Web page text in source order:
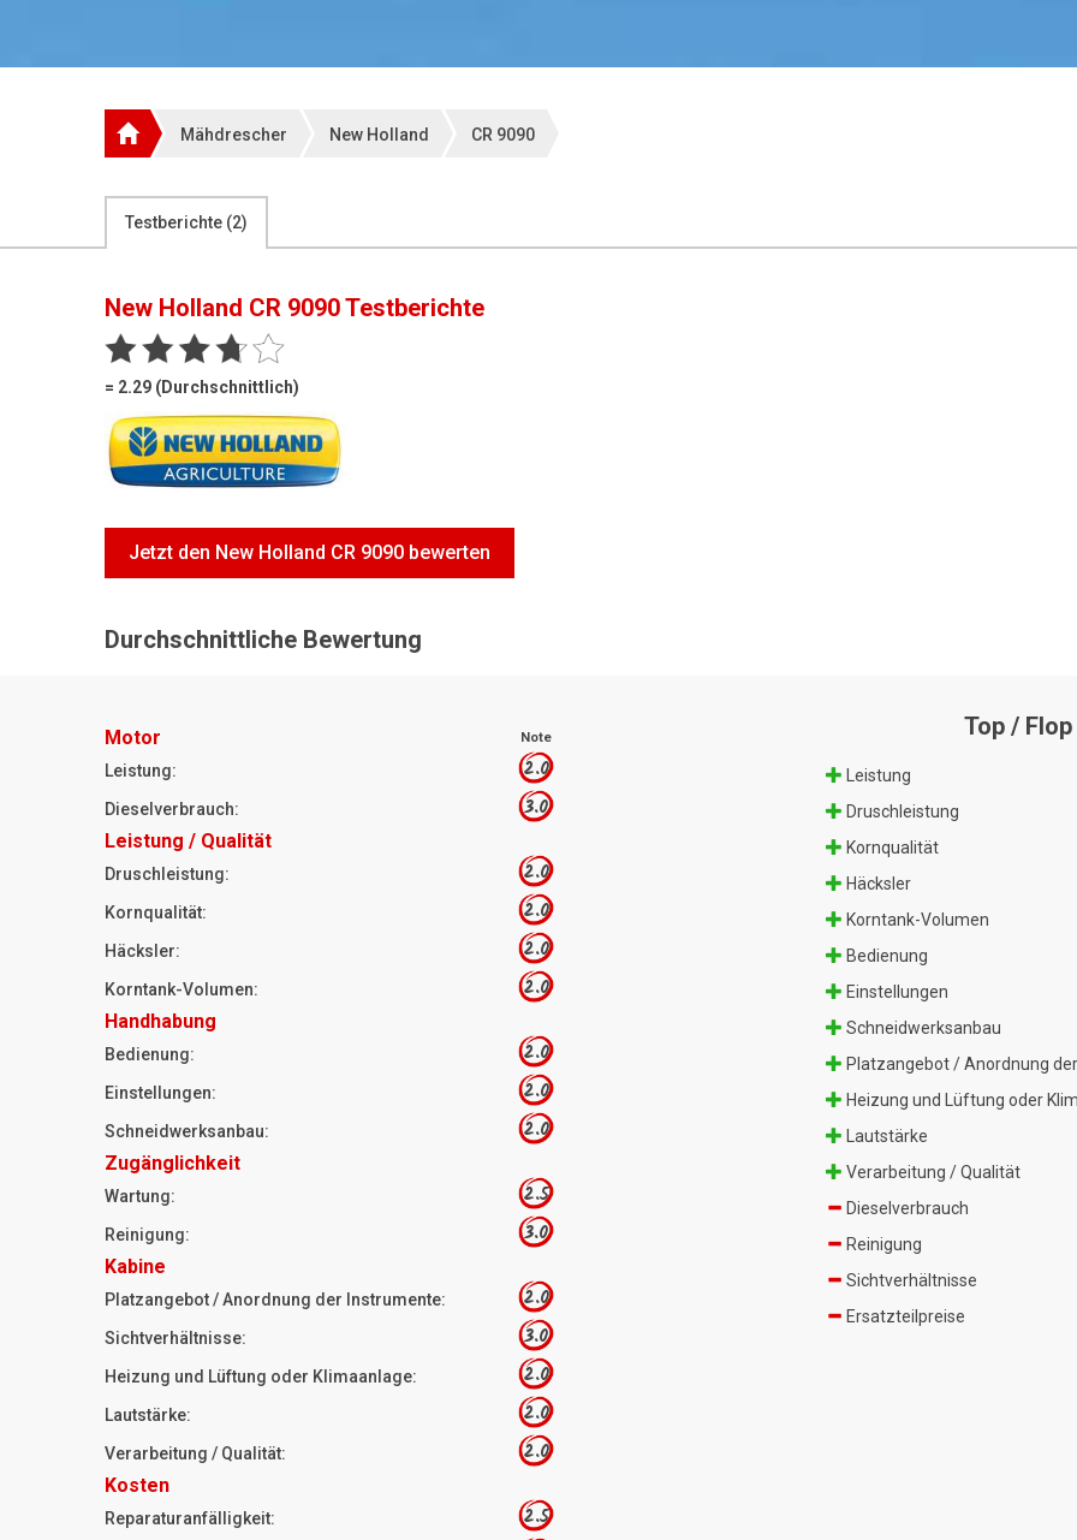
Mähdrescher New Holland CR 9090
Testberichte (2)
New Holland CR 9090Testberichte
= 2.29 (Durchschnittlich)
Jetzt den New Holland CR 9090 bewerten
Durchschnittliche Bewertung
Motor Note
Leistung: 2.0
Dieselverbrauch: 3.0
Leistung / Qualität
Druschleistung: 2.0
Kornqualität: 2.0
Häcksler: 2.0
Korntank-Volumen: 2.0
Handhabung
Bedienung: 2.0
Einstellungen: 2.0
Schneidwerksanbau: 2.0
Zugänglichkeit
Wartung: 2.5
Reinigung: 3.0
Kabine
Platzangebot / Anordnung der Instrumente: 2.0
Sichtverhältnisse: 3.0
Heizung und Lüftung oder Klimaanlage: 2.0
Lautstärke: 2.0
Verarbeitung / Qualität: 2.0
Kosten
Reparaturanfälligkeit: 2.5
Top / Flop
Leistung
Druschleistung
Kornqualität
Häcksler
Korntank-Volumen
Bedienung
Einstellungen
Schneidwerksanbau
Platzangebot / Anordnung
Heizung und Lüftung oder
Lautstärke
Verarbeitung / Qualität
Dieselverbrauch
Reinigung
Sichtverhältnisse
Ersatzteilpreise